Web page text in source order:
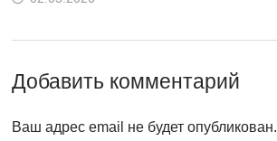
Добавить комментарий
Ваш адрес email не будет опубликован.